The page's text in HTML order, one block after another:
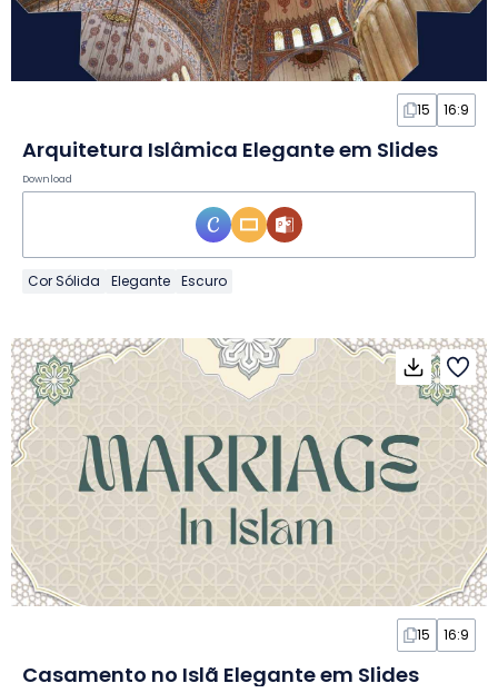
15 16:9
Arquitetura Islâmica Elegante em Slides
Download
Cor Sólida Elegante Escuro
15 16:9
Casamento no Islã Elegante em Slides